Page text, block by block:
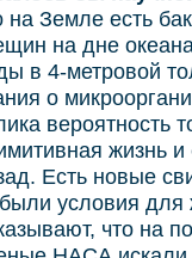
на Земле есть
на дне
в 4-метровой
о
вероятность
жизнь
Есть новые
условия
что на